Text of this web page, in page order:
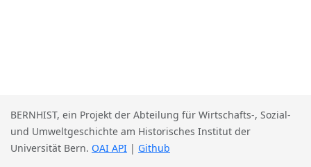
BERNHIST, ein Projekt der Abteilung für Wirtschafts-, Sozial-
und Umweltgeschichte am Historisches Institut der
Universität Bern. OAI API | Github